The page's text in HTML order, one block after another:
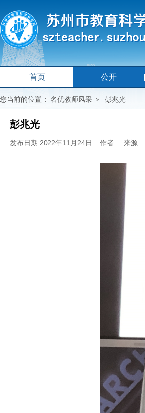
首页 公开
您当前的位置： 名优教师风采 ＞ 彭兆光
彭兆光
发布日期:2022年11月24日 作者: 来源: